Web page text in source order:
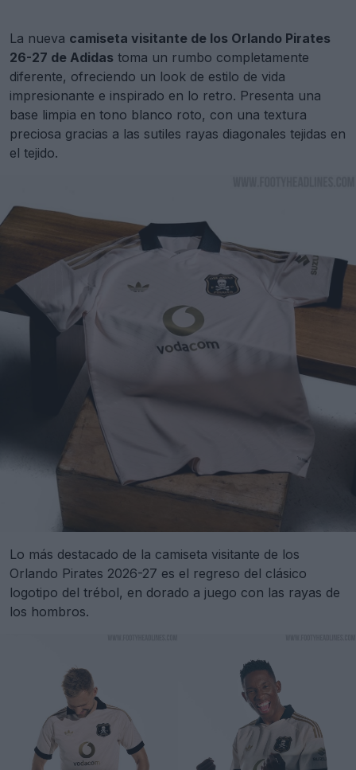
La nueva camiseta visitante de los Orlando Pirates
26-27 de Adidas toma un rumbo completamente
diferente, ofreciendo un look de estilo de vida
impresionante e inspirado en lo retro. Presenta una
base limpia en tono blanco roto, con una textura
preciosa gracias a las sutiles rayas diagonales tejidas en
el tejido.
Lo más destacado de la camiseta visitante de los
Orlando Pirates 2026-27 es el regreso del clásico
logotipo del trébol, en dorado a juego con las rayas de
los hombros.